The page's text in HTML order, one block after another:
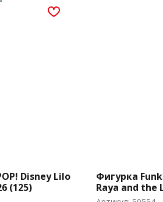
Disney Lilo
(125)
Фигурка
Raya and the
(1003)